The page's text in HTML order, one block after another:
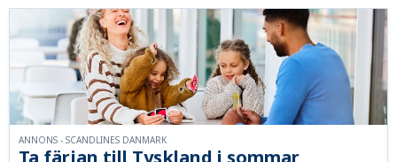
ANNONS - SCANDLINES DANMARK